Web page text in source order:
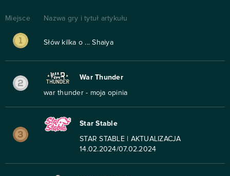
Miejsce Nazwa gry i tytuł artykułu
Słów kilka o ... Shaiya
War Thunder
war thunder - moja opinia
Star Stable
STAR STABLE | AKTUALIZACJA
14.02.2024/07.02.2024